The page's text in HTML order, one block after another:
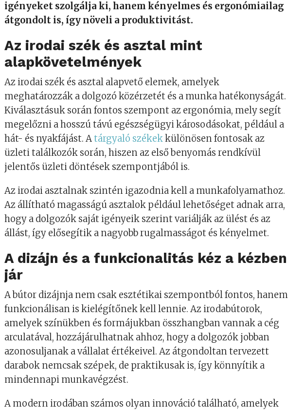
igényeket szolgálja ki, hanem kényelmes és ergonómiailag
átgondolt is, így növeli a produktivitást.
Az irodai szék és asztal mint
alapkövetelmények
Az irodai szék és asztal alapvető elemek, amelyek
meghatározzák a dolgozó közérzetét és a munka hatékonyságát.
Kiválasztásuk során fontos szempont az ergonómia, mely segít
megelőzni a hosszú távú egészségügyi károsodásokat, például a
hát- és nyakfájást. Atárgyaló székekkülönösen fontosak az
üzleti találkozók során, hiszen az első benyomás rendkívül
jelentős üzleti döntések szempontjából is.
Az irodai asztalnak szintén igazodnia kell a munkafolyamathoz.
Az állítható magasságú asztalok például lehetőséget adnak arra,
hogy a dolgozók saját igényeik szerint variálják az ülést és az
állást, így elősegítik a nagyobb rugalmasságot és kényelmet.
A dizájn és a funkcionalitás kéz a kézben
jár
A bútor dizájnja nem csak esztétikai szempontból fontos, hanem
funkcionálisan is kielégítőnek kell lennie. Az irodabútorok,
amelyek színükben és formájukban összhangban vannak a cég
arculatával, hozzájárulhatnak ahhoz, hogy a dolgozók jobban
azonosuljanak a vállalat értékeivel. Az átgondoltan tervezett
darabok nemcsak szépek, de praktikusak is, így könnyítik a
mindennapi munkavégzést.
A modern irodában számos olyan innováció található, amelyek